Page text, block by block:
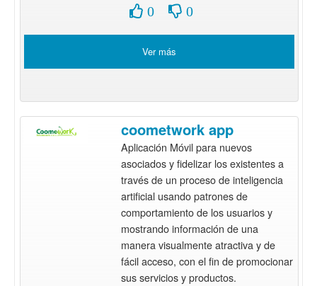
0 0
Ver más
coometwork app
Aplicación Móvil para nuevos
asociados y fidelizar los existentes a
través de un proceso de inteligencia
artificial usando patrones de
comportamiento de los usuarios y
mostrando información de una
manera visualmente atractiva y de
fácil acceso, con el fin de promocionar
sus servicios y productos.